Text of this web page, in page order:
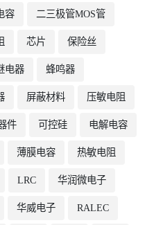
容 二三极管MOS管
芯片 保险丝
电器 蜂鸣器
屏蔽材料 压敏电阻
件 可控硅 电解电容
薄膜电容 热敏电阻
LRC 华润微电子
华威电子 RALEC